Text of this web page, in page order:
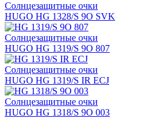
Солнцезащитные очки
HUGO HG 1328/S 9O SVK
Солнцезащитные очки
HUGO HG 1319/S 9O 807
Солнцезащитные очки
HUGO HG 1319/S IR ECJ
Солнцезащитные очки
HUGO HG 1318/S 9O 003